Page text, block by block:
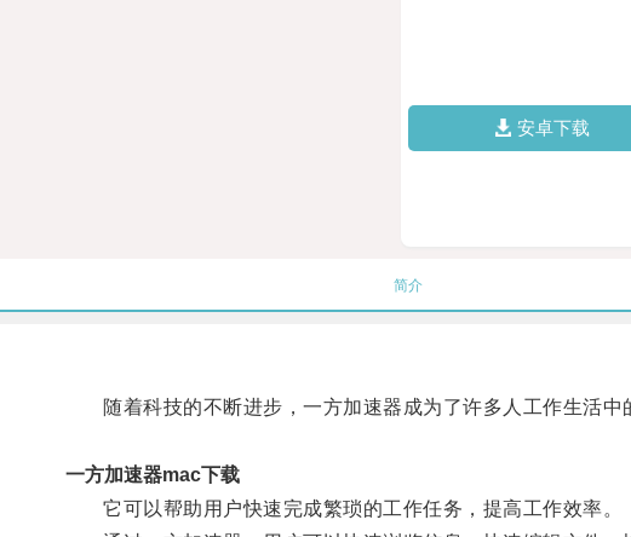
安卓下载
简介
随着科技的不断进步，一方加速器成为了许多人工作生活中
一方加速器mac下载
它可以帮助用户快速完成繁琐的工作任务，提高工作效率。